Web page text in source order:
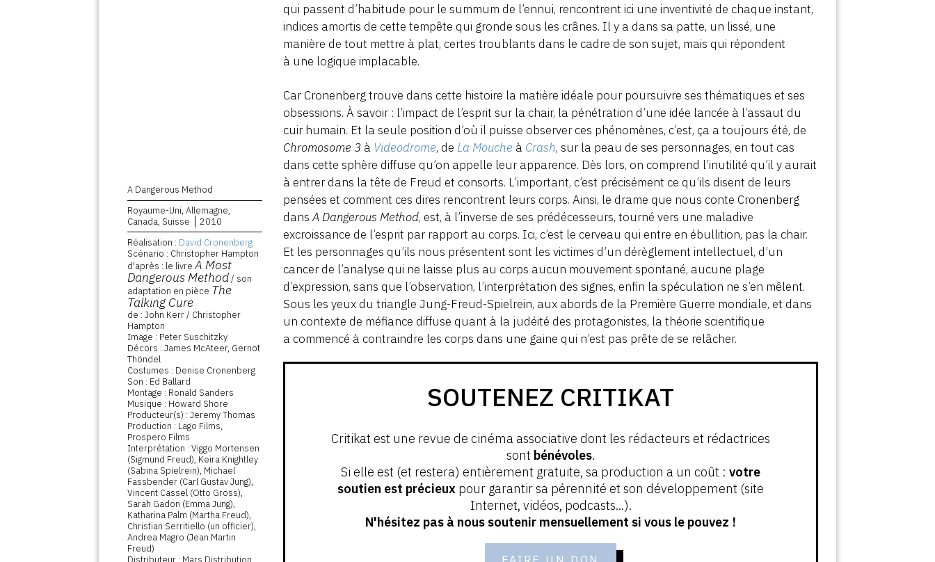
A Dangerous Method
Royaume-Uni, Allemagne,
Canada, Suisse
2010
Réalisation : David Cronenberg
Scénario : Christopher Hampton
d'après : le livreA Most
Dangerous Method/ son
adaptation en pièce The
Talking Cure
de : John Kerr / Christopher
Hampton
Image : Peter Suschitzky
Décors : James McAteer, Gernot
Thöndel
Costumes : Denise Cronenberg
Son : Ed Ballard
Montage : Ronald Sanders
Musique : Howard Shore
Producteur(s) : Jeremy Thomas
Production : Lago Films,
Prospero Films
Interprétation : Viggo Mortensen
(Sigmund Freud), Keira Knightley
(Sabina Spielrein), Michael
Fassbender (Carl Gustav Jung),
Vincent Cassel (Otto Gross),
Sarah Gadon (Emma Jung),
Katharina Palm (Martha Freud),
Christian Serritiello (un officier),
Andrea Magro (Jean Martin
Freud)
Distributeur : Mars Distribution
qui passent d’habitude pour le summum de l’ennui, rencontrent ici une inventivité de chaque instant,
indices amortis de cette tempête qui gronde sous les crânes. Il y a dans sa patte, un lissé, une
manière de tout mettre à plat, certes troublants dans le cadre de son sujet, mais qui répondent
à une logique implacable.
Car Cronenberg trouve dans cette histoire la matière idéale pour poursuivre ses thématiques et ses
obsessions. À savoir : l’impact de l’esprit sur la chair, la pénétration d’une idée lancée à l’assaut du
cuir humain. Et la seule position d’où il puisse observer ces phénomènes, c’est, ça a toujours été, de
Chromosome 3 à Videodrome, deLa Mouche à Crash, sur la peau de ses personnages, en tout cas
dans cette sphère diffuse qu’on appelle leur apparence. Dès lors, on comprend l’inutilité qu’il y aurait
à entrer dans la tête de Freud et consorts. L’important, c’est précisément ce qu’ils disent de leurs
pensées et comment ces dires rencontrent leurs corps. Ainsi, le drame que nous conte Cronenberg
dansA Dangerous Method, est, à l’inverse de ses prédécesseurs, tourné vers une maladive
excroissance de l’esprit par rapport au corps. Ici, c’est le cerveau qui entre en ébullition, pas la chair.
Et les personnages qu’ils nous présentent sont les victimes d’un dérèglement intellectuel, d’un
cancer de l’analyse qui ne laisse plus au corps aucun mouvement spontané, aucune plage
d’expression, sans que l’observation, l’interprétation des signes, enfin la spéculation ne s’en mêlent.
Sous les yeux du triangle Jung-Freud-Spielrein, aux abords de la Première Guerre mondiale, et dans
un contexte de méfiance diffuse quant à la judéité des protagonistes, la théorie scientifique
a commencé à contraindre les corps dans une gaine qui n’est pas prête de se relâcher.
SOUTENEZ CRITIKAT
Critikat est une revue de cinéma associative dont les rédacteurs et rédactrices
sont bénévoles.
Si elle est (et restera) entièrement gratuite, sa production a un coût : votre
soutien est précieux pour garantir sa pérennité et son développement (site
Internet, vidéos, podcasts...).
N'hésitez pas à nous soutenir mensuellement si vous le pouvez !